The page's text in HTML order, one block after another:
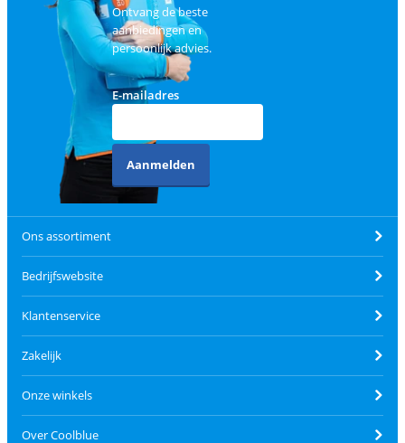
Ontvang de beste
aanbiedingen en
persoonlijk advies.
E-mailadres
Aanmelden
Ons assortiment
Bedrijfswebsite
Klantenservice
Zakelijk
Onze winkels
Over Coolblue